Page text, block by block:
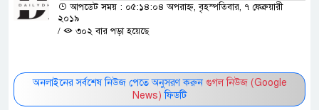
আপডেট সময় : ০৫:১৪:০৪ অপরাহ্ন, বৃহস্পতিবার, ৭ ফেব্রুয়ারী
২০১৯
/
৩০২ বার পড়া হয়েছে
অনলাইনের সর্বশেষ নিউজ পেতে অনুসরণ করুন গুগল নিউজ (Google
News) ফিডটি